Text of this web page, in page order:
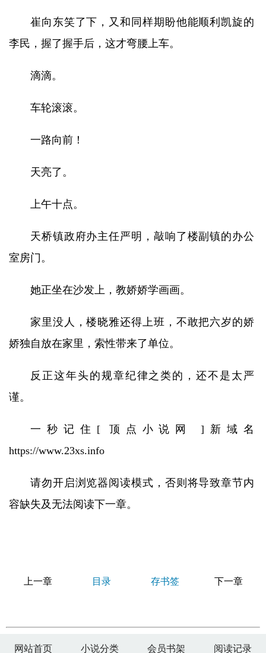
崔向东笑了下，又和同样期盼他能顺利凯旋的
李民，握了握手后，这才弯腰上车。
滴滴。
车轮滚滚。
一路向前！
天亮了。
上午十点。
天桥镇政府办主任严明，敲响了楼副镇的办公
室房门。
她正坐在沙发上，教娇娇学画画。
家里没人，楼晓雅还得上班，不敢把六岁的娇
娇独自放在家里，索性带来了单位。
反正这年头的规章纪律之类的，还不是太严
谨。
一秒记住[ 顶点小说网 ]新域名
https://www.23xs.info
请勿开启浏览器阅读模式，否则将导致章节内
容缺失及无法阅读下一章。
上一章 目录 存书签 下一章
网站首页 小说分类 会员书架 阅读记录